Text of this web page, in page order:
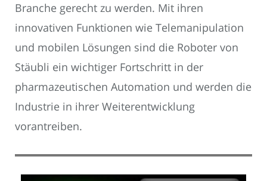
Branche gerecht zu werden. Mit ihren
innovativen Funktionen wie Telemanipulation
und mobilen Lösungen sind die Roboter von
Stäubli ein wichtiger Fortschritt in der
pharmazeutischen Automation und werden die
Industrie in ihrer Weiterentwicklung
vorantreiben.